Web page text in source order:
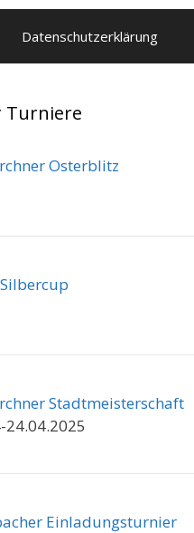
Datenschutzerklärung
Turniere
Osterblitz
Stadtmeisterschaft
24.04.2025
Einladungsturnier